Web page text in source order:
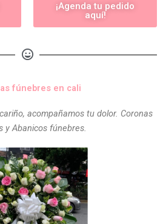
¡Agenda tu pedido
aquí!
fúnebres en cali
acompañamos tu dolor. Coronas
y Abanicos fúnebres.